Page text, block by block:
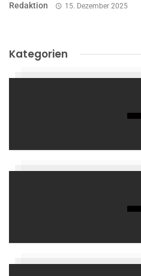
Redaktion 15. Dezember 2025
Kategorien